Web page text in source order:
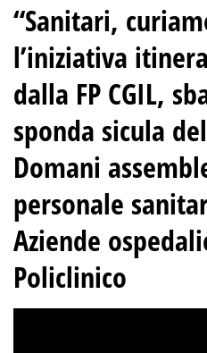
“Sanitari,
l’iniziativa
dalla FP CGIL,
sponda sicula
Domani
personale
Aziende
Policlinico